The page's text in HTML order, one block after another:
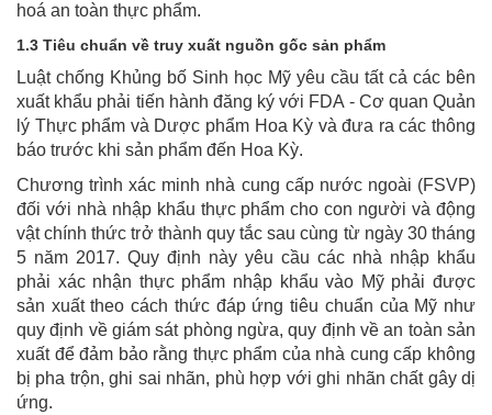
hoá an toàn thực phẩm.
1.3 Tiêu chuẩn về truy xuất nguồn gốc sản phẩm
Luật chống Khủng bố Sinh học Mỹ yêu cầu tất cả các bên
xuất khẩu phải tiến hành đăng ký với FDA - Cơ quan Quản
lý Thực phẩm và Dược phẩm Hoa Kỳ và đưa ra các thông
báo trước khi sản phẩm đến Hoa Kỳ.
Chương trình xác minh nhà cung cấp nước ngoài (FSVP)
đối với nhà nhập khẩu thực phẩm cho con người và động
vật chính thức trở thành quy tắc sau cùng từ ngày 30 tháng
5 năm 2017. Quy định này yêu cầu các nhà nhập khẩu
phải xác nhận thực phẩm nhập khẩu vào Mỹ phải được
sản xuất theo cách thức đáp ứng tiêu chuẩn của Mỹ như
quy định về giám sát phòng ngừa, quy định về an toàn sản
xuất để đảm bảo rằng thực phẩm của nhà cung cấp không
bị pha trộn, ghi sai nhãn, phù hợp với ghi nhãn chất gây dị
ứng.